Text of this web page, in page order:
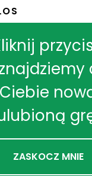
Ciebie
ZASKOCZ MNIE